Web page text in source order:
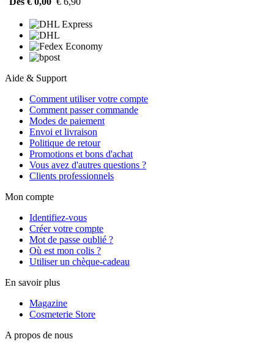
Aide & Support
Comment utiliser votre compte
Comment passer commande
Modes de paiement
Envoi et livraison
Politique de retour
Promotions et bons d'achat
Vous avez d'autres questions ?
Clients professionnels
Mon compte
Identifiez-vous
Créer votre compte
Mot de passe oublié ?
Où est mon colis ?
Utiliser un chèque-cadeau
En savoir plus
Magazine
Cosmeterie Store
A propos de nous